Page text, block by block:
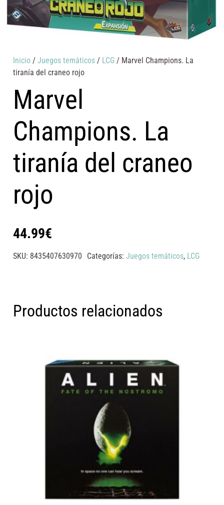
Inicio /Juegos temáticos / LCG / Marvel Champions. La
tiranía del craneo rojo
Marvel
Champions. La
tiranía del craneo
rojo
44.99€
SKU: 8435407630970 Categorías: Juegos temáticos, LCG
Productos relacionados